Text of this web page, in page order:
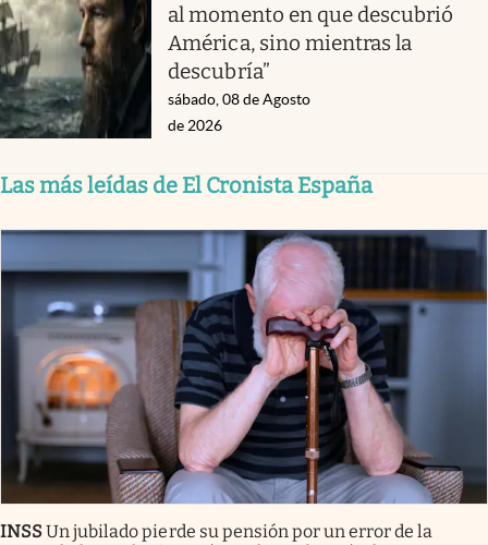
al momento en que descubrió
América, sino mientras la
descubría”
sábado, 08 de Agosto
de 2026
Las más leídas de El Cronista España
INSSUn jubilado pierde su pensión por un error de la